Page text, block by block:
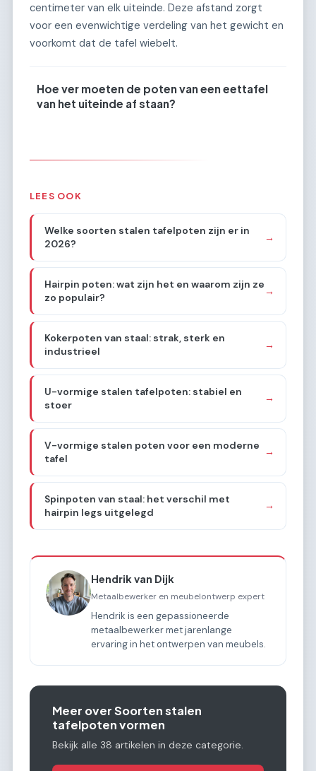
centimeter van elk uiteinde. Deze afstand zorgt
voor een evenwichtige verdeling van het gewicht en
voorkomt dat de tafel wiebelt.
Hoe ver moeten de poten van een eettafel
van het uiteinde af staan?
LEES OOK
Welke soorten stalen tafelpoten zijn er in
2026?
→
Hairpin poten: wat zijn het en waarom zijn ze
zo populair?
→
Kokerpoten van staal: strak, sterk en
industrieel
→
U-vormige stalen tafelpoten: stabiel en
stoer
→
V-vormige stalen poten voor een moderne
tafel
→
Spinpoten van staal: het verschil met
hairpin legs uitgelegd
→
Hendrik van Dijk
Metaalbewerker en meubelontwerp expert
Hendrik is een gepassioneerde
metaalbewerker met jarenlange
ervaring in het ontwerpen van meubels.
Meer over Soorten stalen
tafelpoten vormen
Bekijk alle 38 artikelen in deze categorie.